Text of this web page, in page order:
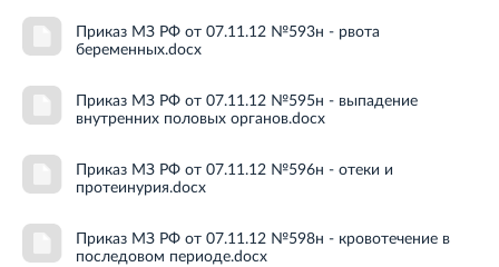
Приказ МЗ РФ от 07.11.12 №593н - рвота
беременных.docx
Приказ МЗ РФ от 07.11.12 №595н - выпадение
внутренних половых органов.docx
Приказ МЗ РФ от 07.11.12 №596н - отеки и
протеинурия.docx
Приказ МЗ РФ от 07.11.12 №598н - кровотечение в
последовом периоде.docx